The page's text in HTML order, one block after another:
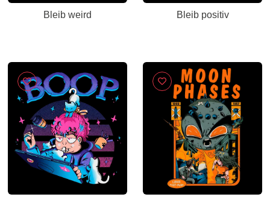
Bleib weird Bleib positiv